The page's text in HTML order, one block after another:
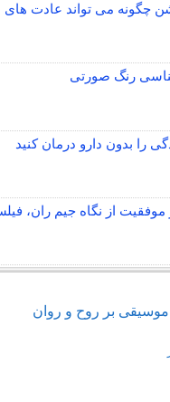
چگونه می تواند عادت
رنگ صورتی
را بدون دارو درمان کنید
موسیقی بر روح و روان